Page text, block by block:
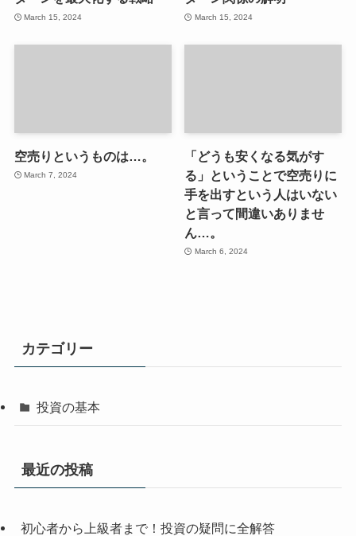
March 15, 2024 March 15, 2024
空売りというものは…。
March 7, 2024
「どうも安くなる気がす
る」ということで空売りに
手を出すという人はいない
と言って間違いありませ
ん…。
March 6, 2024
カテゴリー
投資の基本
最近の投稿
初心者から上級者まで！投資の疑問に全解答